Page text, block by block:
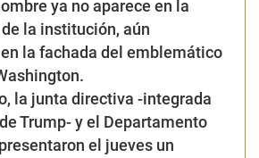
ya no aparece en la
la institución, aún
la fachada del emblemático
la junta directiva -integrada
Trump- y el Departamento
el jueves un